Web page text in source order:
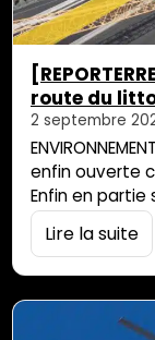
route du
2 septembre
enfin ouverte
Enfin en
« route la plus
en mer en
Lire la suite